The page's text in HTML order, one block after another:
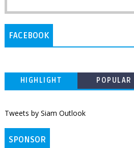
FACEBOOK
HIGHLIGHT POPULAR
Tweets by Siam Outlook
SPONSOR